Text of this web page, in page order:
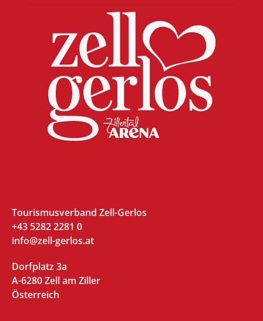
Tourismusverband Zell-Gerlos
+43 5282 2281 0
info@zell-gerlos.at
Dorfplatz 3a
A-6280 Zell am Ziller
Österreich